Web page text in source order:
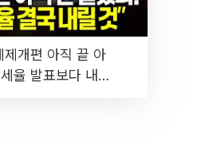
제개편 아직 끝 아
율 발표보다 내릴